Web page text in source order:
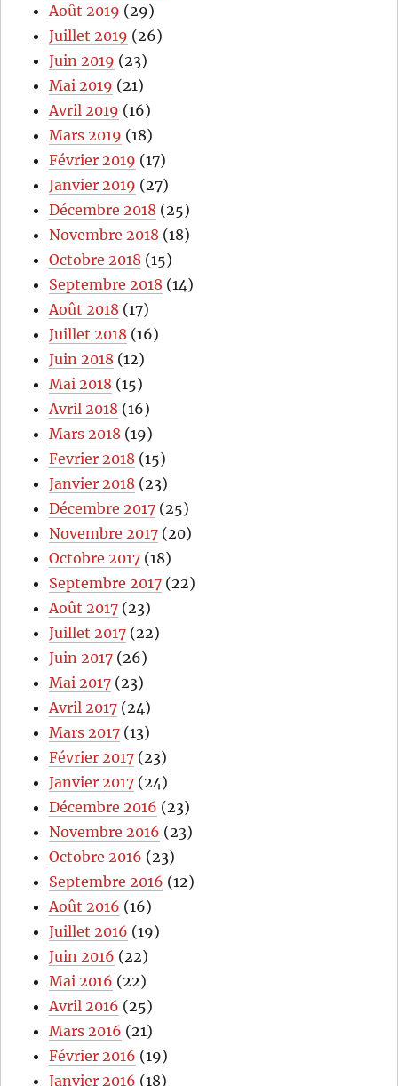
Août 2019 (29)
Juillet 2019 (26)
Juin 2019 (23)
Mai 2019 (21)
Avril 2019 (16)
Mars 2019 (18)
Février 2019 (17)
Janvier 2019 (27)
Décembre 2018 (25)
Novembre 2018 (18)
Octobre 2018 (15)
Septembre 2018 (14)
Août 2018 (17)
Juillet 2018 (16)
Juin 2018 (12)
Mai 2018 (15)
Avril 2018 (16)
Mars 2018 (19)
Fevrier 2018 (15)
Janvier 2018 (23)
Décembre 2017 (25)
Novembre 2017 (20)
Octobre 2017 (18)
Septembre 2017 (22)
Août 2017 (23)
Juillet 2017 (22)
Juin 2017 (26)
Mai 2017 (23)
Avril 2017 (24)
Mars 2017 (13)
Février 2017 (23)
Janvier 2017 (24)
Décembre 2016 (23)
Novembre 2016 (23)
Octobre 2016 (23)
Septembre 2016 (12)
Août 2016 (16)
Juillet 2016 (19)
Juin 2016 (22)
Mai 2016 (22)
Avril 2016 (25)
Mars 2016 (21)
Février 2016 (19)
Janvier 2016 (18)